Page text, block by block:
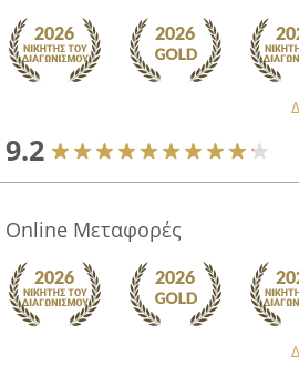
9.2
Online Μεταφορές